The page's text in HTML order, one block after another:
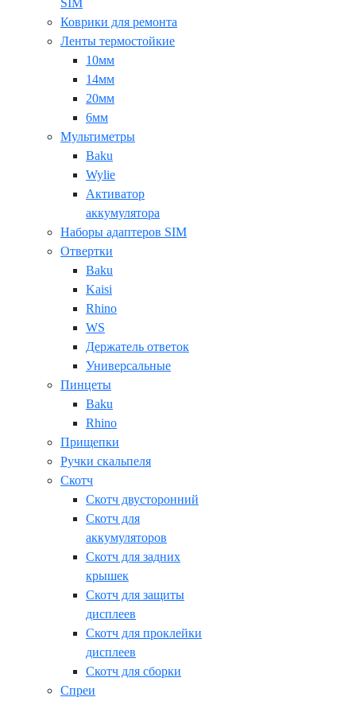
SIM
Коврики для ремонта
Ленты термостойкие
10мм
14мм
20мм
6мм
Мультиметры
Baku
Wylie
Активатор
аккумулятора
Наборы адаптеров SIM
Отвертки
Baku
Kaisi
Rhino
WS
Держатель ответок
Универсальные
Пинцеты
Baku
Rhino
Прищепки
Ручки скальпеля
Скотч
Скотч двусторонний
Скотч для
аккумуляторов
Скотч для задних
крышек
Скотч для защиты
дисплеев
Скотч для проклейки
дисплеев
Скотч для сборки
Спреи